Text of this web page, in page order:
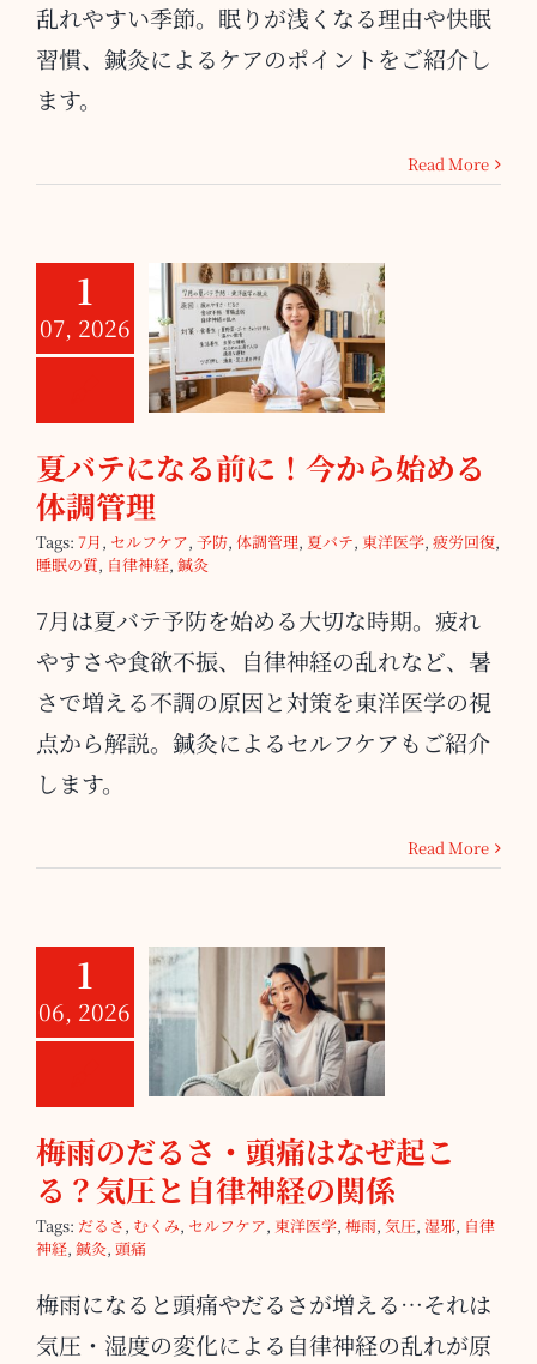
乱れやすい季節。眠りが浅くなる理由や快眠
習慣、鍼灸によるケアのポイントをご紹介し
ます。
Read More
1
07, 2026
夏バテになる前
に！今から始め
る体調管理
夏バテになる前に！今から始める
体調管理
Tags: 7月, セルフケア, 予防, 体調管理, 夏バテ, 東洋医学, 疲労回復,
睡眠の質, 自律神経, 鍼灸
7月は夏バテ予防を始める大切な時期。疲れ
やすさや食欲不振、自律神経の乱れなど、暑
さで増える不調の原因と対策を東洋医学の視
点から解説。鍼灸によるセルフケアもご紹介
します。
Read More
1
06, 2026
梅雨のだるさ・
頭痛はなぜ起こ
る？気圧と自律
神経の関係
梅雨のだるさ・頭痛はなぜ起こ
る？気圧と自律神経の関係
Tags: だるさ, むくみ, セルフケア, 東洋医学, 梅雨, 気圧, 湿邪, 自律
神経, 鍼灸, 頭痛
梅雨になると頭痛やだるさが増える…それは
気圧・湿度の変化による自律神経の乱れが原